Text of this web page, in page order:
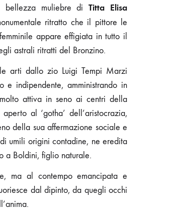
bellezza muliebre diTitta Elisa
ritratto che il pittore le
appare effigiata in tutto il
astrali ritratti del Bronzino.
arti dallo zio Luigi Tempi Marzi
indipendente, amministrando in
attiva in seno ai centri della
al ‘gotha’ dell’aristocrazia,
della sua affermazione sociale e
umili origini contadine, ne eredita
a Boldini, figlio naturale.
ma al contempo emancipata e
dal dipinto, da quegli occhi